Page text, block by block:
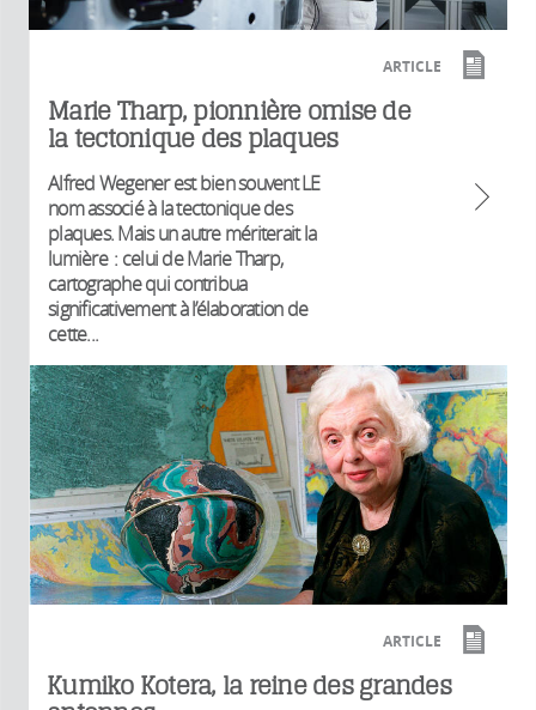
ARTICLE
Marie Tharp, pionnière omise de
la tectonique des plaques
Alfred Wegener est bien souvent LE
nom associé à la tectonique des
plaques. Mais un autre mériterait la
lumière : celui de Marie Tharp,
cartographe qui contribua
significativement à l’élaboration de
cette...
ARTICLE
Kumiko Kotera, la reine des grandes